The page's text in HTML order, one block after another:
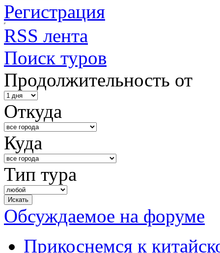
Регистрация
RSS лента
Поиск туров
Продолжительность от
Откуда
Куда
Тип тура
Обсуждаемое на форуме
Прикоснемся к